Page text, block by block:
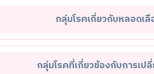
กลุ่มโรคเกี่ยวกับหลอดเลื
กลุ่มโรคที่เกี่ยวข้องกับการเ